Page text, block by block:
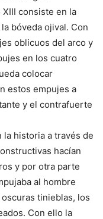
consiste en la
bóveda ojival. Con
oblicuos del arco y
en los cuatro
colocar
estos empujes a
y el contrafuerte
la historia a través de
hacían
y por otra parte
al hombre
tinieblas, los
Con ello la